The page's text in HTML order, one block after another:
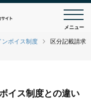
メニュー
ンボイス制度
区分記載請求
イス制度との違い